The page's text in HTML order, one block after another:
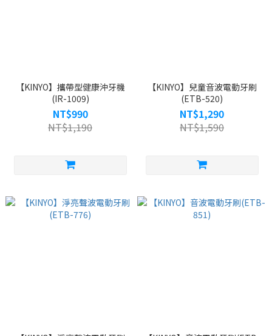
【KINYO】攜帶型健康沖牙機
(IR-1009)
NT$990
NT$1,190
【KINYO】兒童音波電動牙刷
(ETB-520)
NT$1,290
NT$1,590